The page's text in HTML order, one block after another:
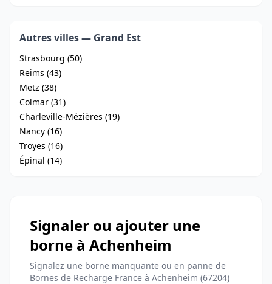
Autres villes — Grand Est
Strasbourg (50)
Reims (43)
Metz (38)
Colmar (31)
Charleville-Mézières (19)
Nancy (16)
Troyes (16)
Épinal (14)
Signaler ou ajouter une
borne à Achenheim
Signalez une borne manquante ou en panne de
Bornes de Recharge France à Achenheim (67204)